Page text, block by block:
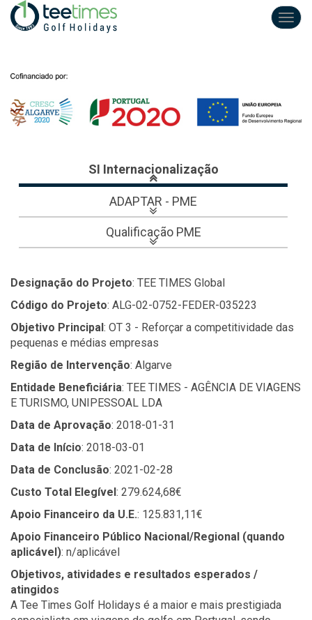
SI Internacionalização
ADAPTAR - PME
Qualificação PME
Designação do Projeto: TEE TIMES Global
Código do Projeto: ALG-02-0752-FEDER-035223
Objetivo Principal: OT 3 - Reforçar a competitividade das
pequenas e médias empresas
Região de Intervenção: Algarve
Entidade Beneficiária: TEE TIMES - AGÊNCIA DE VIAGENS
E TURISMO, UNIPESSOAL LDA
Data de Aprovação: 2018-01-31
Data de Início: 2018-03-01
Data de Conclusão: 2021-02-28
Custo Total Elegível: 279.624,68€
Apoio Financeiro da U.E.: 125.831,11€
Apoio Financeiro Público Nacional/Regional (quando
aplicável): n/aplicável
Objetivos, atividades e resultados esperados /
atingidos
A Tee Times Golf Holidays é a maior e mais prestigiada